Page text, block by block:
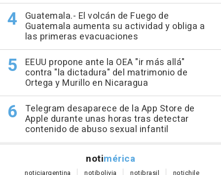
Guatemala.- El volcán de Fuego de
Guatemala aumenta su actividad y obliga a
las primeras evacuaciones
EEUU propone ante la OEA "ir más allá"
contra "la dictadura" del matrimonio de
Ortega y Murillo en Nicaragua
Telegram desaparece de la App Store de
Apple durante unas horas tras detectar
contenido de abuso sexual infantil
notimérica
noticiargentina notibolivia notibrasil notichile